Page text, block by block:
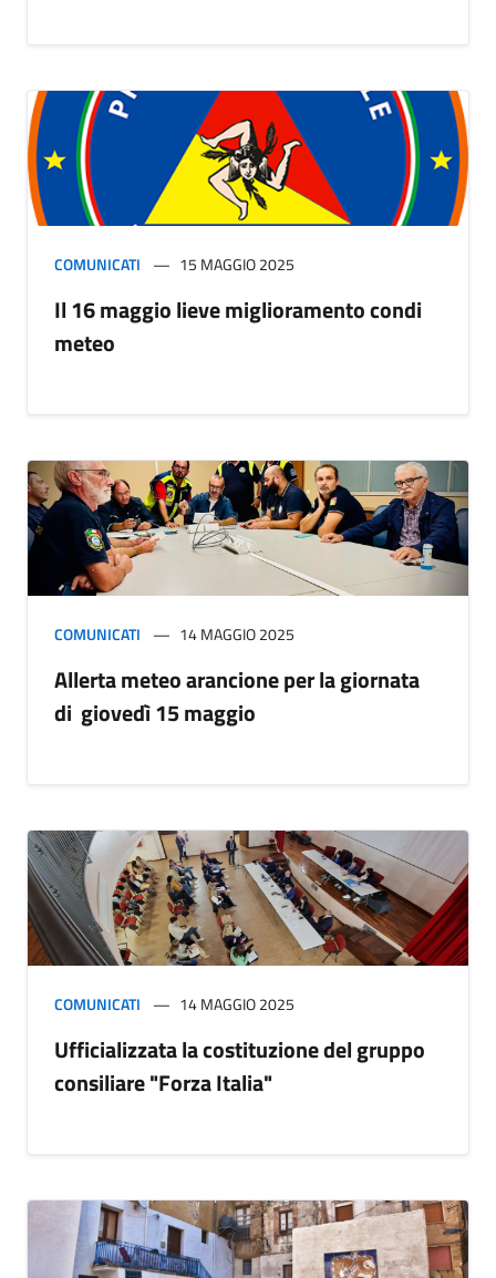
COMUNICATI 15 MAGGIO 2025
Il 16 maggio lieve miglioramento condi
meteo
COMUNICATI 14 MAGGIO 2025
Allerta meteo arancione per la giornata
di giovedì 15 maggio
COMUNICATI 14 MAGGIO 2025
Ufficializzata la costituzione del gruppo
consiliare "Forza Italia"